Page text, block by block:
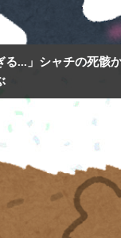
る...」シャチの死骸